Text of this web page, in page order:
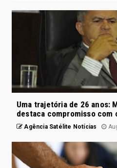
Uma trajetória de 26 anos:
destaca compromisso com
Agência Satélite Notícias